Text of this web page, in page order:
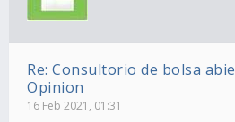
Re: Consultorio de bolsa
Opinion
16 Feb 2021, 01:31